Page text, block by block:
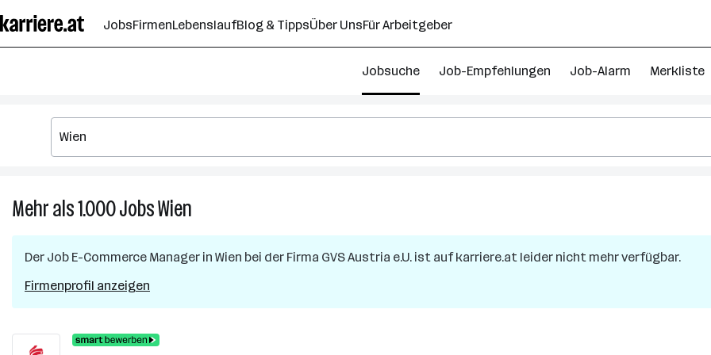
Seiteninhalt
springen
JobsFirmenLebenslaufBlog & TippsÜber UnsFür Arbeitgeber
Jobsuche Job-Empfehlungen Job-Alarm Merkliste
Mehr als 1.000JobsWien
Jobs
Der Job E-Commerce Manager in Wien bei der Firma GVS Austria e.U. ist auf karriere.at leider nicht mehr verfügbar.
Firmenprofil anzeigen